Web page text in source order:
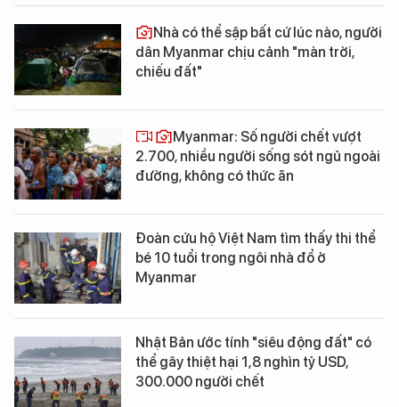
Nhà có thể sập bất cứ lúc nào, người
dân Myanmar chịu cảnh "màn trời,
chiếu đất"
Myanmar: Số người chết vượt
2.700, nhiều người sống sót ngủ ngoài
đường, không có thức ăn
Đoàn cứu hộ Việt Nam tìm thấy thi thể
bé 10 tuổi trong ngôi nhà đổ ở
Myanmar
Nhật Bản ước tính "siêu động đất" có
thể gây thiệt hại 1,8 nghìn tỷ USD,
300.000 người chết